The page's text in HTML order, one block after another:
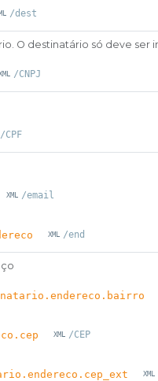
/dest
O destinatário só deve ser
/CNPJ
/CPF
/email
/end
/CEP